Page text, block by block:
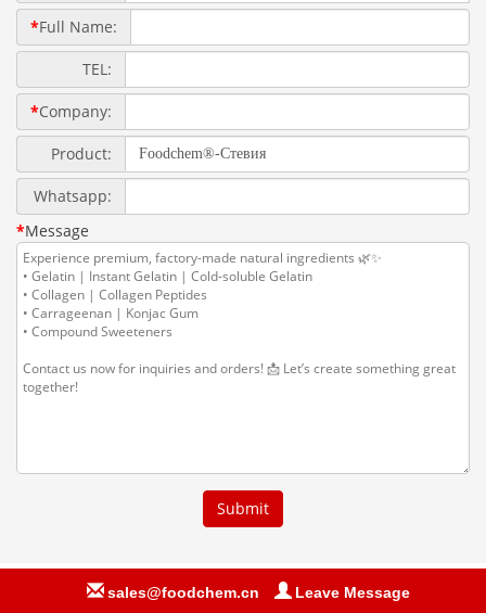
sales@foodchem.cn Leave Message